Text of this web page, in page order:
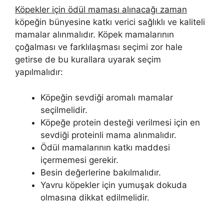
Köpekler için ödül maması alınacağı zaman
köpeğin bünyesine katkı verici sağlıklı ve kaliteli
mamalar alınmalıdır. Köpek mamalarının
çoğalması ve farklılaşması seçimi zor hale
getirse de bu kurallara uyarak seçim
yapılmalıdır:
Köpeğin sevdiği aromalı mamalar
seçilmelidir.
Köpeğe protein desteği verilmesi için en
sevdiği proteinli mama alınmalıdır.
Ödül mamalarının katkı maddesi
içermemesi gerekir.
Besin değerlerine bakılmalıdır.
Yavru köpekler için yumuşak dokuda
olmasına dikkat edilmelidir.